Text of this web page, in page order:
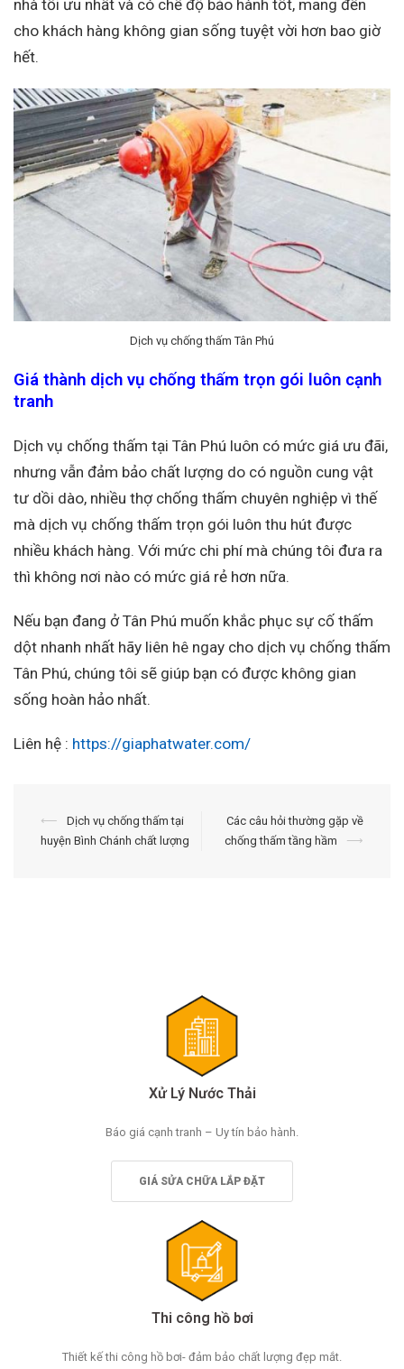
nhà tối ưu nhất và có chế độ bảo hành tốt, mang đến
cho khách hàng không gian sống tuyệt vời hơn bao giờ
hết.
Dịch vụ chống thấm Tân Phú
Giá thành dịch vụ chống thấm trọn gói luôn cạnh
tranh
Dịch vụ chống thấm tại Tân Phú luôn có mức giá ưu đãi,
nhưng vẫn đảm bảo chất lượng do có nguồn cung vật
tư dồi dào, nhiều thợ chống thấm chuyên nghiệp vì thế
mà dịch vụ chống thấm trọn gói luôn thu hút được
nhiều khách hàng. Với mức chi phí mà chúng tôi đưa ra
thì không nơi nào có mức giá rẻ hơn nữa.
Nếu bạn đang ở Tân Phú muốn khắc phục sự cố thấm
dột nhanh nhất hãy liên hê ngay cho dịch vụ chống thấm
Tân Phú, chúng tôi sẽ giúp bạn có được không gian
sống hoàn hảo nhất.
Liên hệ : https://giaphatwater.com/
Điều
hướng
⟵
Dịch vụ chống thấm tại
huyện Bình Chánh chất lượng
Các câu hỏi thường gặp về
chống thấm tầng hầm
⟶
Xử Lý Nước Thải
Báo giá cạnh tranh – Uy tín bảo hành.
GIÁ SỬA CHỮA LẮP ĐẶT
Thi công hồ bơi
Thiết kế thi công hồ bơi- đảm bảo chất lượng đẹp mắt.